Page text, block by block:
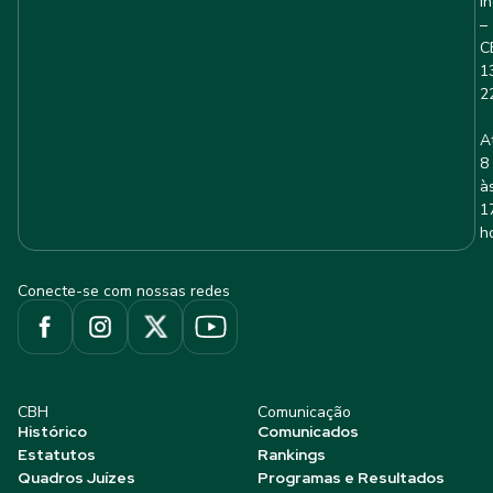
–
8
Conecte-se com nossas redes
CBH
Histórico
Estatutos
Quadros Juízes
Comunicação
Comunicados
Rankings
Programas e Resultados